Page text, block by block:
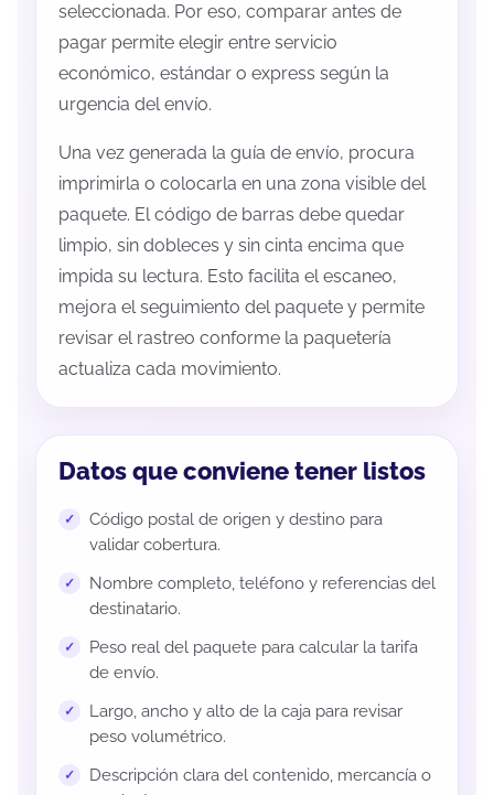
seleccionada. Por eso, comparar antes de
pagar permite elegir entre servicio
económico, estándar o express según la
urgencia del envío.
Una vez generada la guía de envío, procura
imprimirla o colocarla en una zona visible del
paquete. El código de barras debe quedar
limpio, sin dobleces y sin cinta encima que
impida su lectura. Esto facilita el escaneo,
mejora el seguimiento del paquete y permite
revisar el rastreo conforme la paquetería
actualiza cada movimiento.
Datos que conviene tener listos
Código postal de origen y destino para
validar cobertura.
Nombre completo, teléfono y referencias del
destinatario.
Peso real del paquete para calcular la tarifa
de envío.
Largo, ancho y alto de la caja para revisar
peso volumétrico.
Descripción clara del contenido, mercancía o